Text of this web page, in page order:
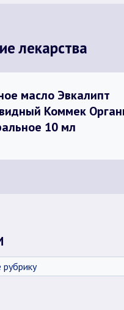
лекарства
масло Эвкалипт
Коммек
10 мл